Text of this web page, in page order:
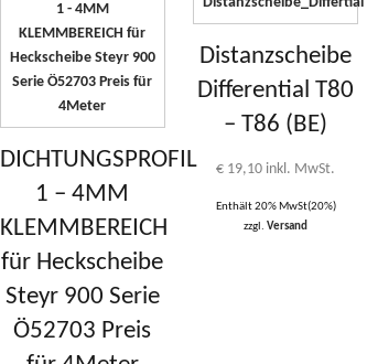
DICHTUNGSPROFIL
1 – 4MM
KLEMMBEREICH
für Heckscheibe
Steyr 900 Serie
Ö52703 Preis
Distanzscheibe
Differential T80
– T86 (BE)
€ 19,10 inkl. MwSt.
Enthält 20% MwSt(20%)
zzgl.Versand